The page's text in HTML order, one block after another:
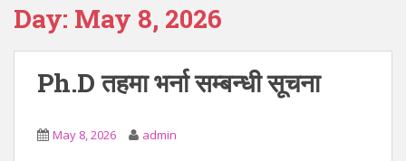
Day: May 8, 2026
Ph.D तहमा भर्ना सम्बन्धी सूचना
May 8, 2026 admin